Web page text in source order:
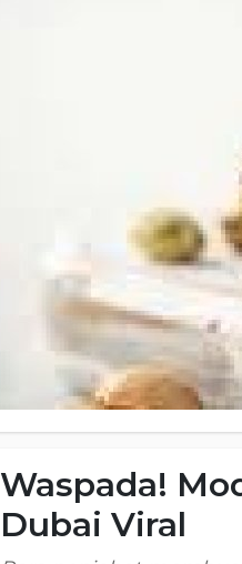
Waspada!
Dubai Viral